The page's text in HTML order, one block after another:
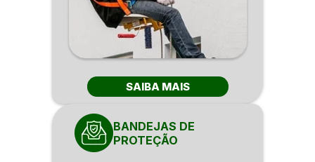
SAIBA MAIS
BANDEJAS DE
PROTEÇÃO